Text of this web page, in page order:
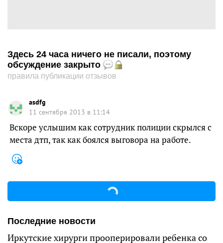
Здесь 24 часа ничего не писали, поэтому
обсуждение закрыто
правила публикации отзывов
asdfg
11 сентября 2013 в 11:14
Вскоре услышим как сотрудник полиции скрылся с
места дтп, так как боялся выговора на работе.
Последние новости
Иркутские хирурги прооперировали ребенка со